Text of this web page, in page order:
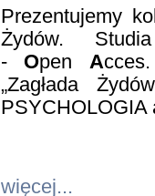
Prezentujemy
Żydów.
- Open A
„Zagłada
PSYCHOLOGIA
więcej...